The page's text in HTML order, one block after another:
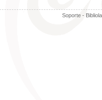
Soporte -